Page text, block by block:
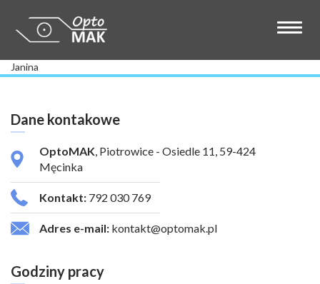
Janina
Dane kontakowe
OptoMAK, Piotrowice - Osiedle 11, 59-424
Męcinka
Kontakt: 792 030 769
Adres e-mail: kontakt@optomak.pl
Godziny pracy